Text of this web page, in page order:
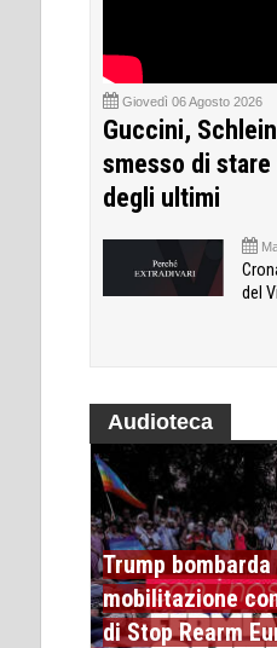
Giovedì 06 Agosto 2026
Guccini,
smesso di
degli ultimi
del
Audioteca
Trump
mobilitazione
di Stop Rearm